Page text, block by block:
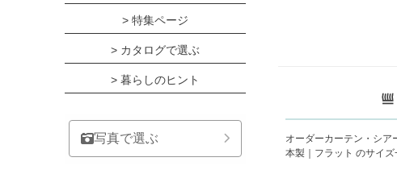
> 特集ページ
> カタログで選ぶ
> 暮らしのヒント
写真で選ぶ
オーダーカーテン・シア
本製｜フラット のサイズ